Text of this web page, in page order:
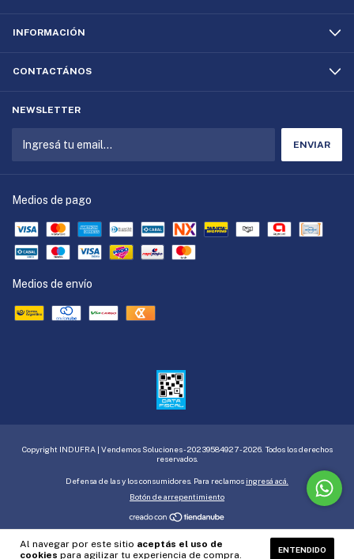
Al navegar por este sitio aceptás el uso de
cookies para agilizar tu experiencia de compra. ENTENDIDO
INFORMACIÓN
CONTACTÁNOS
NEWSLETTER
Medios de pago
Medios de envío
Copyright INDUFRA | Vendemos Soluciones - 20239584927 - 2026. Todos los derechos
reservados.
Defensa de las y los consumidores. Para reclamos ingresá acá.
Botón de arrepentimiento